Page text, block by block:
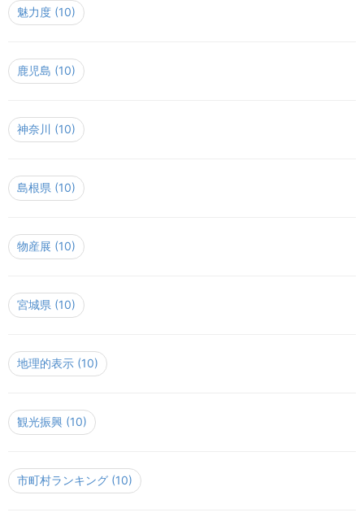
魅力度 (10)
鹿児島 (10)
神奈川 (10)
島根県 (10)
物産展 (10)
宮城県 (10)
地理的表示 (10)
観光振興 (10)
市町村ランキング (10)